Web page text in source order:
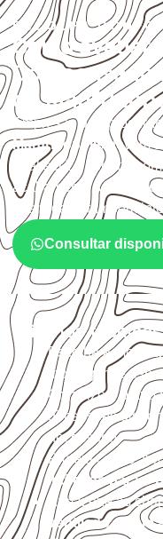
ESCOLHA
Como avaliar
Compensado
de
Empresas que procuram
Manfrinópolis
devem
qual será o contato
acabamento serão
quantidade também
Consultar
Critérios
Escolha a
montagem e
Organize o plano
dimensões
necessário.
Proteja cortes,
indicada para o
Armazene as
ventilado e com